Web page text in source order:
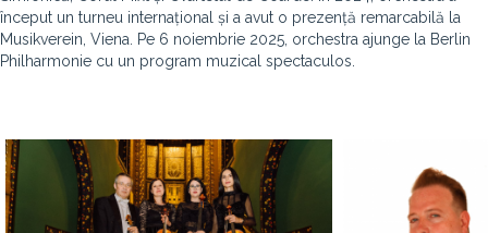
început un turneu internațional și a avut o prezență remarcabilă la
Musikverein, Viena. Pe 6 noiembrie 2025, orchestra ajunge la Berlin
Philharmonie cu un program muzical spectaculos.